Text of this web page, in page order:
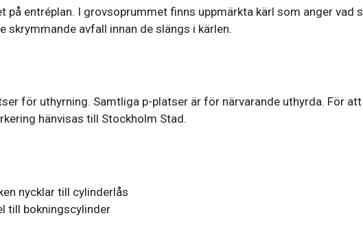
på entréplan. I grovsoprummet finns uppmärkta kärl som anger vad
skrymmande avfall innan de slängs i kärlen.
för uthyrning. Samtliga p-platser är för närvarande uthyrda. För
hänvisas till Stockholm Stad.
nycklar till cylinderlås
till bokningscylinder